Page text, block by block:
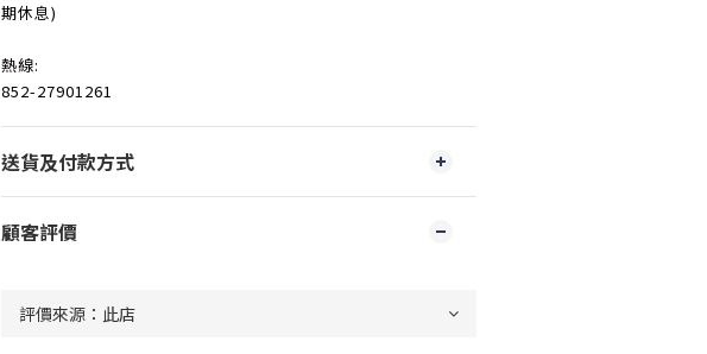
期休息)
熱線:
852-27901261
送貨及付款方式
顧客評價